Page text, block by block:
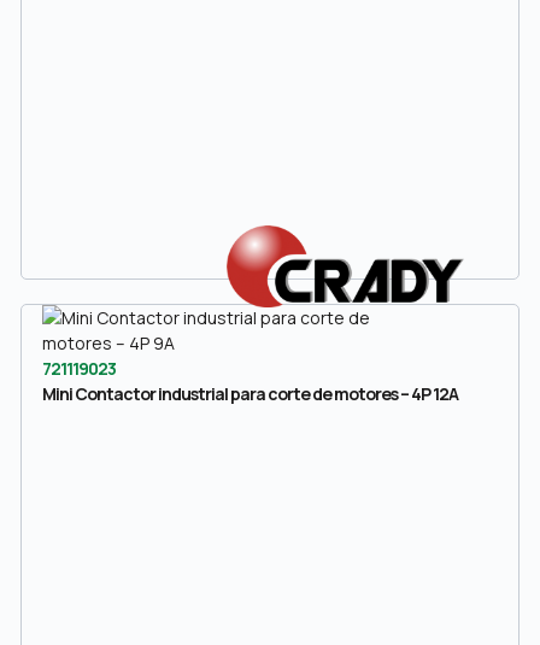
721119023
Mini Contactor industrial para corte de motores – 4P 12A